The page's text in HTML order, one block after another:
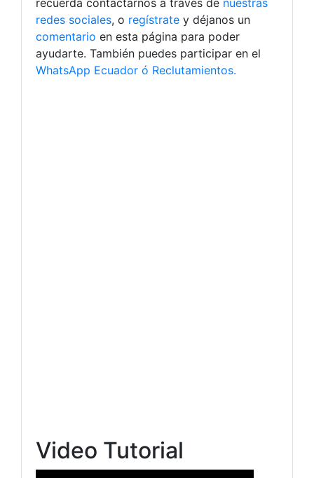
recuerda contactarnos a través de nuestras
redes sociales, o regístrate y déjanos un
comentario en esta página para poder
ayudarte. También puedes participar en el
WhatsApp Ecuador ó Reclutamientos.
Video Tutorial